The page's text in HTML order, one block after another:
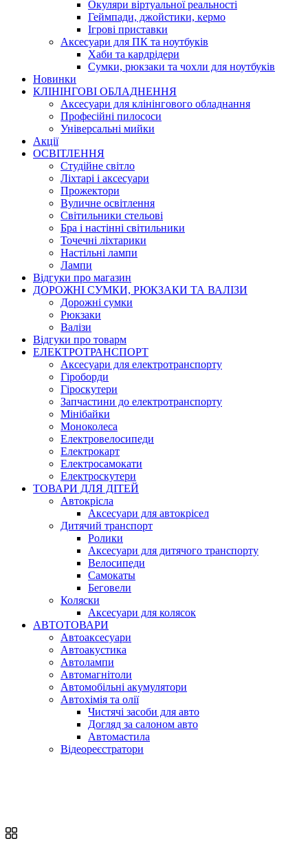
Окуляри віртуальної реальності
Геймпади, джойстики, кермо
Ігрові приставки
Аксесуари для ПК та ноутбуків
Хаби та кардрідери
Сумки, рюкзаки та чохли для ноутбуків
Новинки
КЛІНІНГОВІ ОБЛАДНЕННЯ
Аксесуари для клінінгового обладнання
Професійні пилососи
Універсальні мийки
Акції
ОСВІТЛЕННЯ
Студійне світло
Ліхтарі і аксесуари
Прожектори
Вуличне освітлення
Світильники стельові
Бра і настінні світильники
Точечні ліхтарики
Настільні лампи
Лампи
Відгуки про магазин
ДОРОЖНІ СУМКИ, РЮКЗАКИ ТА ВАЛІЗИ
Дорожні сумки
Рюкзаки
Валізи
Відгуки про товарм
ЕЛЕКТРОТРАНСПОРТ
Аксесуари для електротранспорту
Гіроборди
Гіроскутери
Запчастини до електротранспорту
Мінібайки
Моноколеса
Електровелосипеди
Електрокарт
Електросамокати
Електроскутери
ТОВАРИ ДЛЯ ДІТЕЙ
Автокрісла
Аксесуари для автокрісел
Дитячий транспорт
Ролики
Аксесуари для дитячого транспорту
Велосипеди
Самокаты
Беговели
Коляски
Аксесуари для колясок
АВТОТОВАРИ
Автоаксесуари
Автоакустика
Автолампи
Автомагнітоли
Автомобільні акумулятори
Автохімія та олії
Чистячі засоби для авто
Догляд за салоном авто
Автомастила
Відеореєстратори